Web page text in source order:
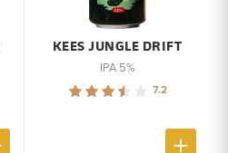
KEES JUNGLE DRIFT
IPA 5%
7.2